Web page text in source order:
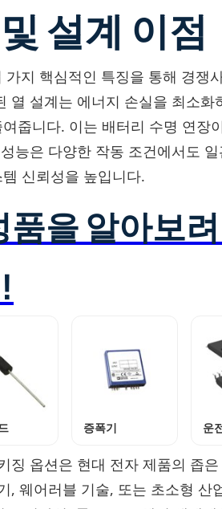
설계 이점
가지 핵심적인 특징을 통해 경쟁
열 설계는 에너지 손실을 최소화
줍니다. 이는 배터리 수명 연장
능은 다양한 작동 조건에서도
신뢰성을 높입니다.
품을 알아보
증폭기 운
징 옵션은 현대 전자 제품의 좁
, 웨어러블 기술, 또는 초소형 산